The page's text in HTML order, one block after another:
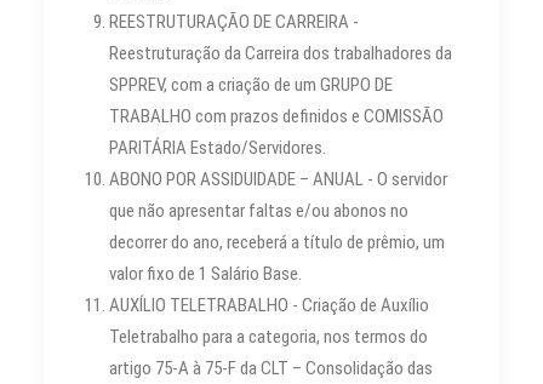
REESTRUTURAÇÃO DE CARREIRA -
Reestruturação da Carreira dos trabalhadores da
SPPREV, com a criação de um GRUPO DE
TRABALHO com prazos definidos e COMISSÃO
PARITÁRIA Estado/Servidores.
ABONO POR ASSIDUIDADE – ANUAL - O servidor
que não apresentar faltas e/ou abonos no
decorrer do ano, receberá a título de prêmio, um
valor fixo de 1 Salário Base.
AUXÍLIO TELETRABALHO - Criação de Auxílio
Teletrabalho para a categoria, nos termos do
artigo 75-A à 75-F da CLT – Consolidação das